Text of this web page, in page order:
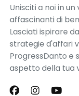
Unisciti a noi in
affascinanti di
Lasciati ispirare
strategie d'affari
ProgressDanto e
aspetto della tua